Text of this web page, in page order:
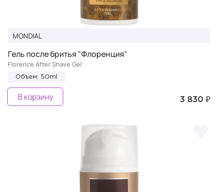
MONDIAL
Гель после бритья "Флоренция"
Florence After Shave Gel
Объем: 50ml
3 830 ₽
В корзину